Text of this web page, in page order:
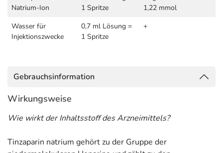
Natrium-Ion
1 Spritze
1,22 mmol
Wasser für
Injektionszwecke
0,7 ml Lösung =
1 Spritze
+
Gebrauchsinformation
Wirkungsweise
Wie wirkt der Inhaltsstoff des Arzneimittels?
Tinzaparin natrium gehört zu der Gruppe der